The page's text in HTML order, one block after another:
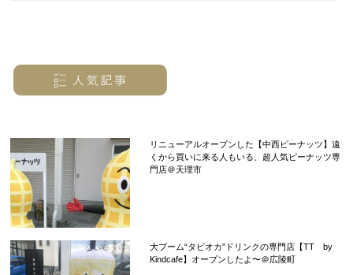
リニューアルオープンした【中西ピーナッツ】遠
くから買いに来る人もいる、超人気ピーナッツ専
門店＠天理市
大ブーム“タピオカ”ドリンクの専門店【TT by
Kindcafe】オープンしたよ〜＠広陵町